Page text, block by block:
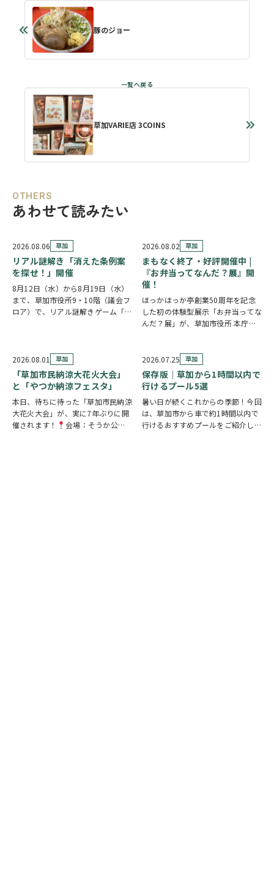
豚のジョー
草加VARIE店 3COINS
OTHERS
あわせて読みたい
2026.08.06 草加
リアル謎解き「消えた条例案
を探せ！」開催
8月12日（水）から8月19日（水）
まで、草加市役所9・10階（議会フ
ロア）で、リアル謎解きゲーム「消
謎を解きながら、行方不明となった
「ある条例…
2026.08.02 草加
まもなく終了・好評開催中 |
『お弁当ってなんだ？展』開
催！
ほっかほっか亭創業50周年を記念
した初の体験型展示「お弁当ってな
んだ？展」が、草加市役所 本庁舎1
見て・触れて・参加しながらお弁当
の魅力を楽しめるイベントです。お
子さまから大人…
2026.08.01 草加
「草加市民納涼大花火大会」
と「やつか納涼フェスタ」
本日、待ちに待った「草加市民納涼
大花火大会」が、実に7年ぶりに開
催されます！
会場：そうか公園
2026.07.25 草加
保存版｜草加から1時間以内で
行けるプール5選
暑い日が続くこれからの季節！今回
は、草加市から車で約1時間以内で
行けるおすすめプールをご紹介しま